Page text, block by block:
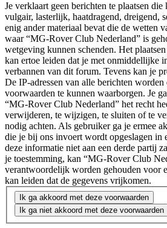
Je verklaart geen berichten te plaatsen die
vulgair, lasterlijk, haatdragend, dreigend,
enig ander materiaal bevat die de wetten
waar “MG-Rover Club Nederland” is
wetgeving kunnen schenden. Het
kan ertoe leiden dat je met onmiddellijke
verbannen van dit forum. Tevens kan je
De IP-adressen van alle berichten worden
voorwaarden te kunnen waarborgen. Je
“MG-Rover Club Nederland” het recht
verwijderen, te wijzigen, te sluiten of te
nodig achten. Als gebruiker ga je ermee
die je bij ons invoert wordt opgeslagen in
deze informatie niet aan een derde partij
je toestemming, kan “MG-Rover Club
verantwoordelijk worden gehouden voor
kan leiden dat de gegevens vrijkomen.